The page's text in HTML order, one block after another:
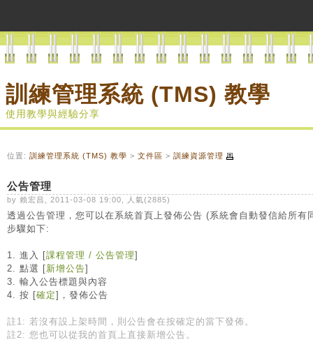
訓練管理系統 (TMS) 教學
使用教學與經驗分享
位置: 訓練管理系統 (TMS) 教學 > 文件區 > 訓練資源管理
公告管理
by 賴宏昌, 2011-03-08 19:00, 人氣(2885)
透過公告管理，您可以在系統首頁上發佈公告 (系統會自動發信給所有
步驟如下:
1. 進入 [課程管理 / 公告管理]
2. 點選 [新增公告]
3. 輸入公告標題與內容
4. 按 [確定]，發佈公告
註1: 若沒有設上架時間，則公告會在按確定的當下發佈。
註2: 您也可以從我的首頁上直接新增公告。